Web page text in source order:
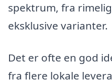
spektrum, fra
eksklusive varianter.
Det er ofte en god
fra flere lokale